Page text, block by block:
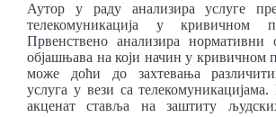
Аутор у раду анализира услуге
телекомуникација у кривичном
Првенствено анализира нормативни
објашњава на који начин у кривичном
може доћи до захтевања
услуга у вези са телекомуникацијама.
акценат ставља на заштиту